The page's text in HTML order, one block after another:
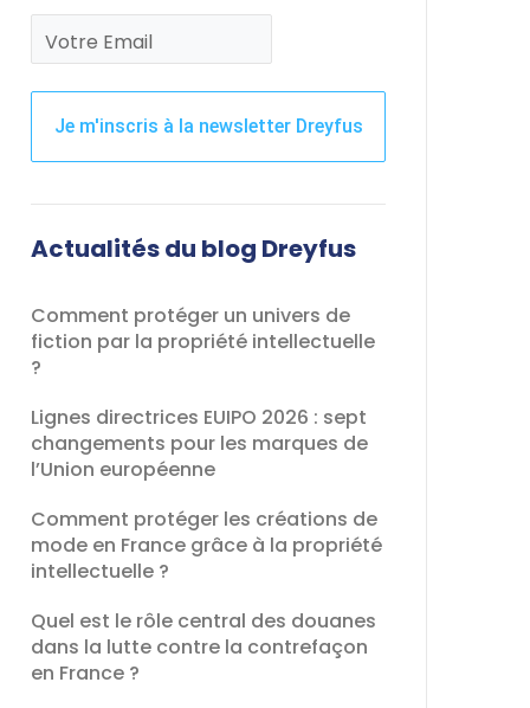
Votre Email
Je m'inscris à la newsletter Dreyfus
champ
devrait
vide
Actualités du blog Dreyfus
Comment protéger un univers de
fiction par la propriété intellectuelle
?
Lignes directrices EUIPO 2026 : sept
changements pour les marques de
l’Union européenne
Comment protéger les créations de
mode en France grâce à la propriété
intellectuelle ?
Quel est le rôle central des douanes
dans la lutte contre la contrefaçon
en France ?